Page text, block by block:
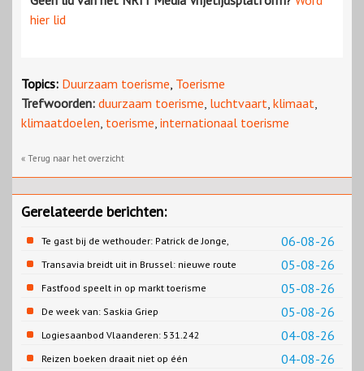
hier lid
Topics: Duurzaam toerisme, Toerisme
Trefwoorden: duurzaam toerisme, luchtvaart, klimaat,
klimaatdoelen, toerisme, internationaal toerisme
« Terug naar het overzicht
Gerelateerde berichten:
06-08-26
Te gast bij de wethouder: Patrick de Jonge,
Gemeente Emmen
05-08-26
Transavia breidt uit in Brussel: nieuwe route
naar Porto
05-08-26
Fastfood speelt in op markt toerisme
05-08-26
De week van: Saskia Griep
04-08-26
Logiesaanbod Vlaanderen: 531.242
slaapplaatsen
04-08-26
Reizen boeken draait niet op één